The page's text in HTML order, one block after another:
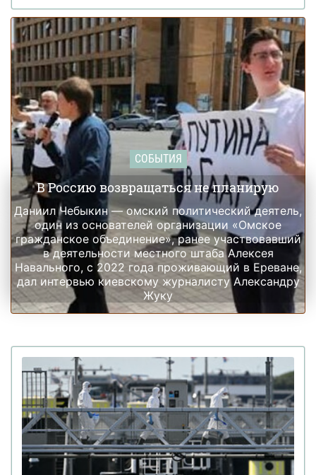
СОБЫТИЯ
В Россию возвращаться не планирую
Даниил Чебыкин — омский политический деятель,
один из основателей организации «Омское
гражданское объединение», ранее участвовавший
в деятельности местного штаба Алексея
Навального, с 2022 года проживающий в Ереване,
дал интервью киевскому журналисту Александру
Жуку